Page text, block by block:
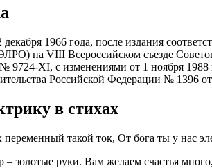
1966 года, после издания
на VIII Всероссийском съезде
XI, с изменениями от 1 ноября 1988
Российской Федерации № 1396
в стихах
такой ток, От бога ты у нас
золотые руки. Вам желаем счастья